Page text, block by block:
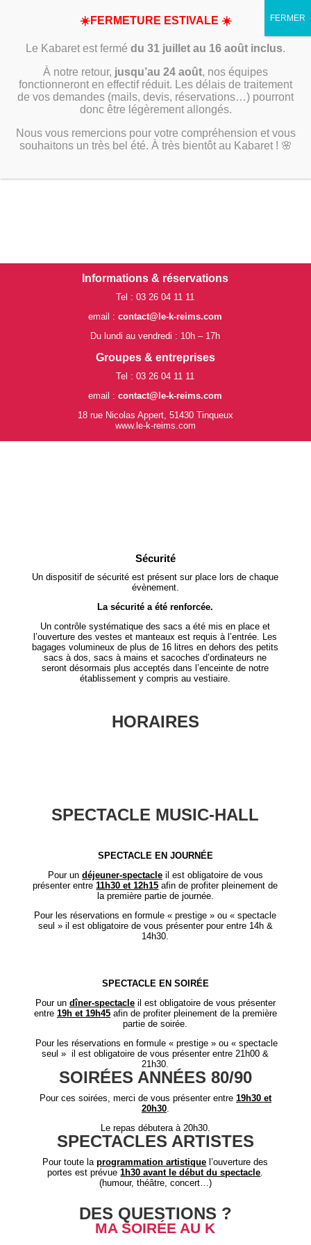
Informations & réservations
Tel : 03 26 04 11 11
email :contact@le-k-reims.com
Du lundi au vendredi : 10h – 17h
Groupes & entreprises
Tel : 03 26 04 11 11
email :contact@le-k-reims.com
18 rue Nicolas Appert, 51430 Tinqueux
www.le-k-reims.com
Sécurité
Un dispositif de sécurité est présent sur place lors de chaque
évènement.
La sécurité a été renforcée.
Un contrôle systématique des sacs a été mis en place et
l’ouverture des vestes et manteaux est requis à l’entrée. Les
bagages volumineux de plus de 16 litres en dehors des petits
sacs à dos, sacs à mains et sacoches d’ordinateurs ne
seront désormais plus acceptés dans l’enceinte de notre
établissement y compris au vestiaire.
HORAIRES
SPECTACLE MUSIC-HALL
SPECTACLE EN JOURNÉE
Pour un déjeuner-spectacleil est obligatoire de vous
présenter entre11h30 et 12h15 afin de profiter pleinement de
la première partie de journée.
Pour les réservations en formule « prestige » ou « spectacle
seul » il est obligatoire de vous présenter pour entre 14h &
14h30.
SPECTACLE EN SOIRÉE
Pour un dîner-spectacleil est obligatoire de vous présenter
entre 19h et 19h45afin de profiter pleinement de la première
partie de soirée.
Pour les réservations en formule « prestige » ou « spectacle
seul » il est obligatoire de vous présenter entre 21h00 &
21h30.
SOIRÉES ANNÉES 80/90
Pour ces soirées, merci de vous présenter entre 19h30 et
20h30.
Le repas débutera à 20h30.
SPECTACLES ARTISTES
Pour toute laprogrammation artistique l’ouverture des
portes est prévue1h30 avant le début du spectacle.
(humour, théâtre, concert…)
DES QUESTIONS ?
MA SOIRÉE AU K
☀️FERMETURE ESTIVALE ☀️
Le Kabaret est fermé du 31 juillet au 16 août inclus.
À notre retour, jusqu’au 24 août, nos équipes
fonctionneront en effectif réduit. Les délais de traitement
de vos demandes (mails, devis, réservations…) pourront
donc être légèrement allongés.
Nous vous remercions pour votre compréhension et vous
souhaitons un très bel été. À très bientôt au Kabaret ! 🌸